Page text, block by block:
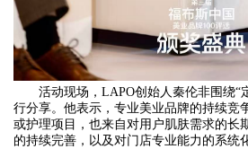
活动现场，LAPO创始人秦伦非围绕“
行分享。他表示，专业美业品牌的持续竞
或护理项目，也来自对用户肌肤需求的长
的持续完善，以及对门店专业能力的系统